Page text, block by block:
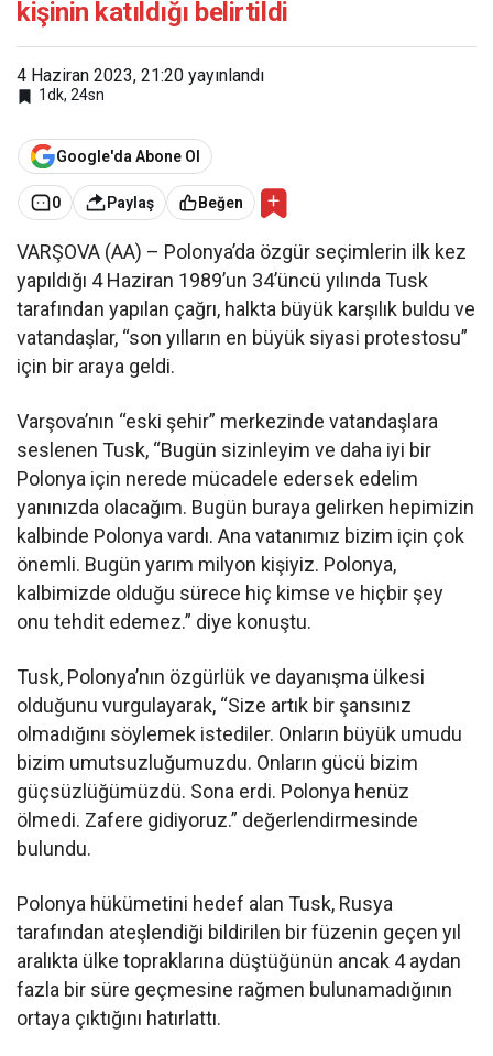
kişinin katıldığı belirtildi
4 Haziran 2023, 21:20 yayınlandı
1dk, 24sn
Google'da Abone Ol
0 Paylaş Beğen
VARŞOVA (AA) – Polonya’da özgür seçimlerin ilk kez
yapıldığı 4 Haziran 1989’un 34’üncü yılında Tusk
tarafından yapılan çağrı, halkta büyük karşılık buldu ve
vatandaşlar, “son yılların en büyük siyasi protestosu”
için bir araya geldi.
Varşova’nın “eski şehir” merkezinde vatandaşlara
seslenen Tusk, “Bugün sizinleyim ve daha iyi bir
Polonya için nerede mücadele edersek edelim
yanınızda olacağım. Bugün buraya gelirken hepimizin
kalbinde Polonya vardı. Ana vatanımız bizim için çok
önemli. Bugün yarım milyon kişiyiz. Polonya,
kalbimizde olduğu sürece hiç kimse ve hiçbir şey
onu tehdit edemez.” diye konuştu.
Tusk, Polonya’nın özgürlük ve dayanışma ülkesi
olduğunu vurgulayarak, “Size artık bir şansınız
olmadığını söylemek istediler. Onların büyük umudu
bizim umutsuzluğumuzdu. Onların gücü bizim
güçsüzlüğümüzdü. Sona erdi. Polonya henüz
ölmedi. Zafere gidiyoruz.” değerlendirmesinde
bulundu.
Polonya hükümetini hedef alan Tusk, Rusya
tarafından ateşlendiği bildirilen bir füzenin geçen yıl
aralıkta ülke topraklarına düştüğünün ancak 4 aydan
fazla bir süre geçmesine rağmen bulunamadığının
ortaya çıktığını hatırlattı.